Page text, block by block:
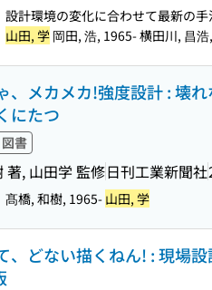
設計環境の変化に合わせて最新の
山田, 学 岡田, 浩, 1965- 横田川, 昌
、メカメカ!強度設計 : 壊
にたつ
図書
著, 山田学 監修日刊工業新聞社
髙橋, 和樹, 1965- 山田, 学
、どない描くねん! : 現場